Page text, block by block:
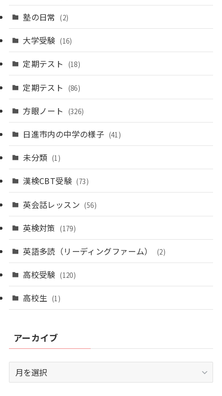
塾の日常 (2)
大学受験 (16)
定期テスト (18)
定期テスト (86)
方眼ノート (326)
日進市内の中学の様子 (41)
未分類 (1)
漢検CBT受験 (73)
英会話レッスン (56)
英検対策 (179)
英語多読（リーディングファーム） (2)
高校受験 (120)
高校生 (1)
アーカイブ
ー